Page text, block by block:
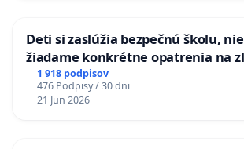
Deti si zaslúžia bezpečnú školu,
žiadame konkrétne opatrenia na
situácie v školstve
1 918 podpisov
476 Podpisy / 30 dni
21 Jun 2026